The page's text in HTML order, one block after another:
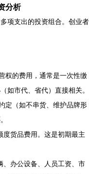
分析
项支出的投资组合。创业者
权的费用，通常是一次性缴
如市代、省代）直接相关。
定（如不串货、维护品牌形
度货品费用。这是初期最主
、办公设备、人员工资、市